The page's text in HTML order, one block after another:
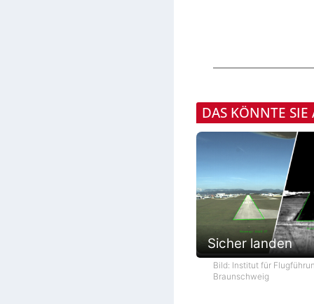
DAS KÖNNTE SIE
Sicher landen
Bild: Institut für
Braunschweig